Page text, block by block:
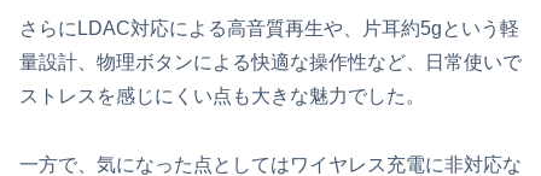
さらにLDAC対応による高音質再生や、片耳約5gという軽
量設計、物理ボタンによる快適な操作性など、日常使いで
ストレスを感じにくい点も大きな魅力でした。
一方で、気になった点としてはワイヤレス充電に非対応な